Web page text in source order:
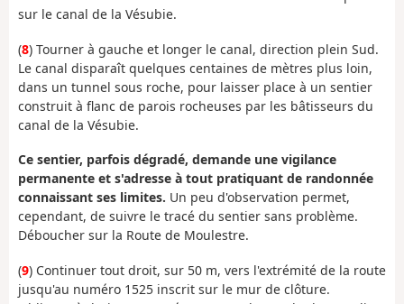
sur le canal de la Vésubie.
(8) Tourner à gauche et longer le canal, direction plein Sud.
Le canal disparaît quelques centaines de mètres plus loin,
dans un tunnel sous roche, pour laisser place à un sentier
construit à flanc de parois rocheuses par les bâtisseurs du
canal de la Vésubie.
Ce sentier, parfois dégradé, demande une vigilance
permanente et s'adresse à tout pratiquant de randonnée
connaissant ses limites. Un peu d'observation permet,
cependant, de suivre le tracé du sentier sans problème.
Déboucher sur la Route de Moulestre.
(9) Continuer tout droit, sur 50 m, vers l'extrémité de la route
jusqu'au numéro 1525 inscrit sur le mur de clôture.